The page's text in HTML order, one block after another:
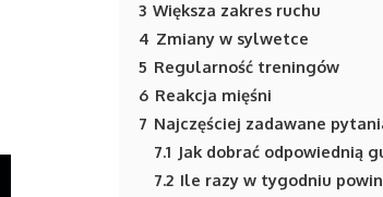
3 Większa zakres ruchu
4 Zmiany w sylwetce
5 Regularność treningów
6 Reakcja mięśni
7 Najczęściej zadawane
7.1 Jak dobrać odpowiednią
7.2 Ile razy w tygodniu